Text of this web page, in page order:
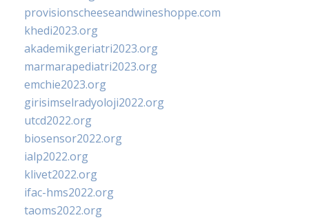
provisionscheeseandwineshoppe.com
khedi2023.org
akademikgeriatri2023.org
marmarapediatri2023.org
emchie2023.org
girisimselradyoloji2022.org
utcd2022.org
biosensor2022.org
ialp2022.org
klivet2022.org
ifac-hms2022.org
taoms2022.org